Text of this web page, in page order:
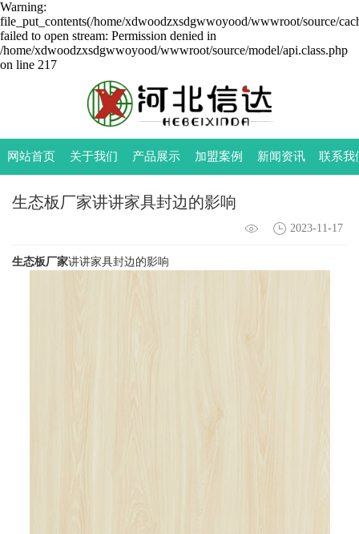
Warning:
file_put_contents(/home/xdwoodzxsdgwwoyood/wwwroot/source/
failed to open stream: Permission denied in
/home/xdwoodzxsdgwwoyood/wwwroot/source/model/api.class.php
on line 217
网站首页 关于我们 产品展示 加盟案例 新闻资讯 联系我
生态板厂家讲讲家具封边的影响
2023-11-17
生态板厂家讲讲家具封边的影响